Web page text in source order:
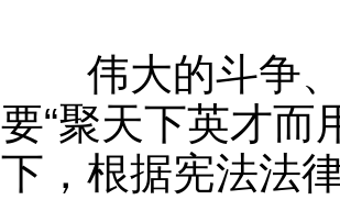
伟大的斗争、
要“聚天下英才而
下，根据宪法法